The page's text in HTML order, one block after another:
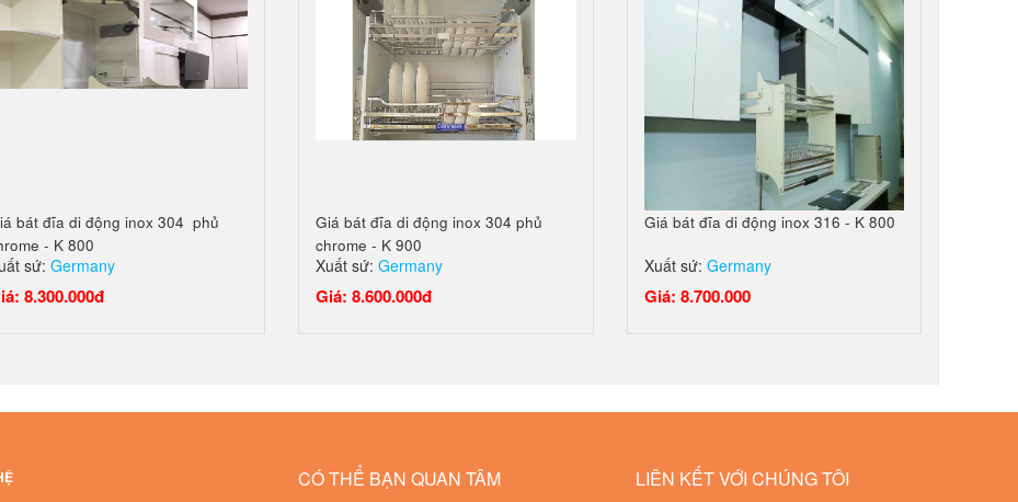
bát đĩa di động inox 304 phủ
- K 800
sứ: Germany
8.300.000đ
Giá bát đĩa di động inox 304 phủ
chrome - K 900
Xuất sứ: Germany
Giá: 8.600.000đ
Giá bát đĩa di động inox 316 - K 800
Xuất sứ: Germany
Giá: 8.700.000
CÓ THỂ BẠN QUAN TÂM LIÊN KẾT VỚI CHÚNG TÔI